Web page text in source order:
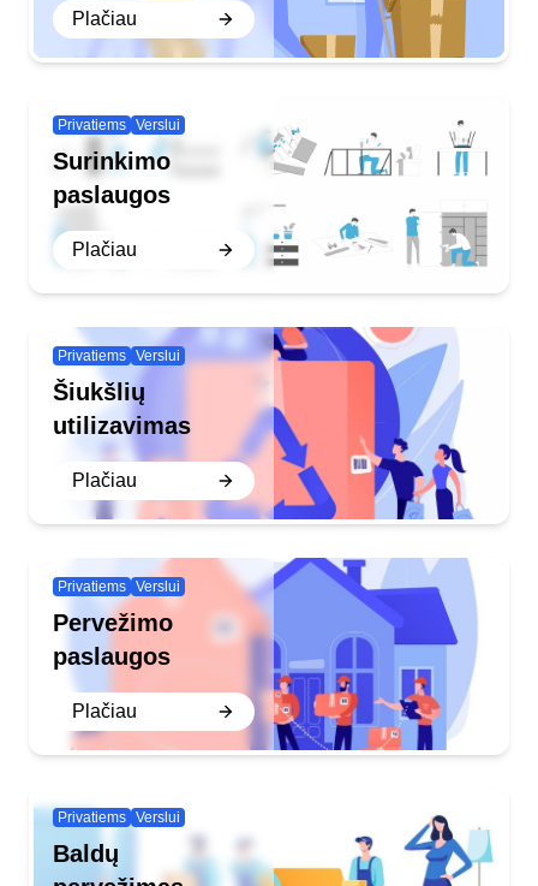
Plačiau
Privatiems Verslui
Surinkimo
paslaugos
Plačiau
Privatiems Verslui
Šiukšlių
utilizavimas
Plačiau
Privatiems Verslui
Pervežimo
paslaugos
Plačiau
Privatiems Verslui
Baldų